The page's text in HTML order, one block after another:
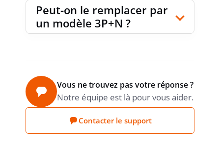
Peut-on le remplacer par
un modèle 3P+N ?
Vous ne trouvez pas votre réponse ?
Notre équipe est là pour vous aider.
Contacter le support